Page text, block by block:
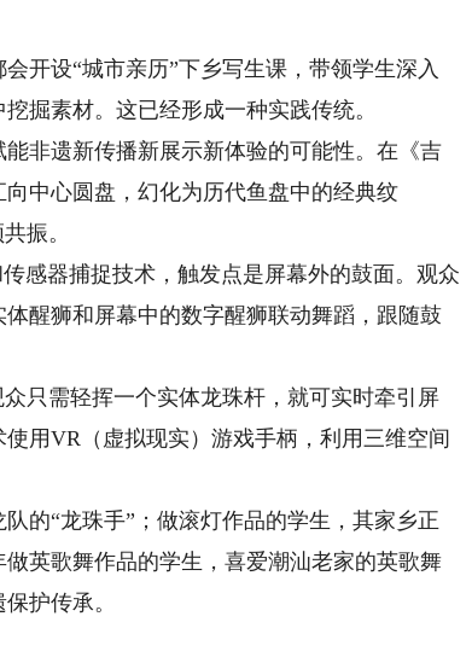
设“城市亲历”下乡写生课，带领学生深入
掘素材。这已经形成一种实践传统。
非遗新传播新展示新体验的可能性。在《吉
中心圆盘，幻化为历代鱼盘中的经典纹
振。
器捕捉技术，触发点是屏幕外的鼓面。观众
醒狮和屏幕中的数字醒狮联动舞蹈，跟随鼓
只需轻挥一个实体龙珠杆，就可实时牵引屏
用VR（虚拟现实）游戏手柄，利用三维空间
“龙珠手”；做滚灯作品的学生，其家乡正
英歌舞作品的学生，喜爱潮汕老家的英歌舞
护传承。